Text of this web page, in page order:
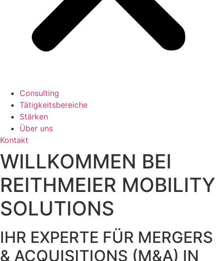
Consulting
Tätigkeitsbereiche
Stärken
Über uns
Kontakt
WILLKOMMEN BEI
REITHMEIER MOBILITY
SOLUTIONS
IHR EXPERTE FÜR MERGERS
& ACQUISITIONS (M&A) IN